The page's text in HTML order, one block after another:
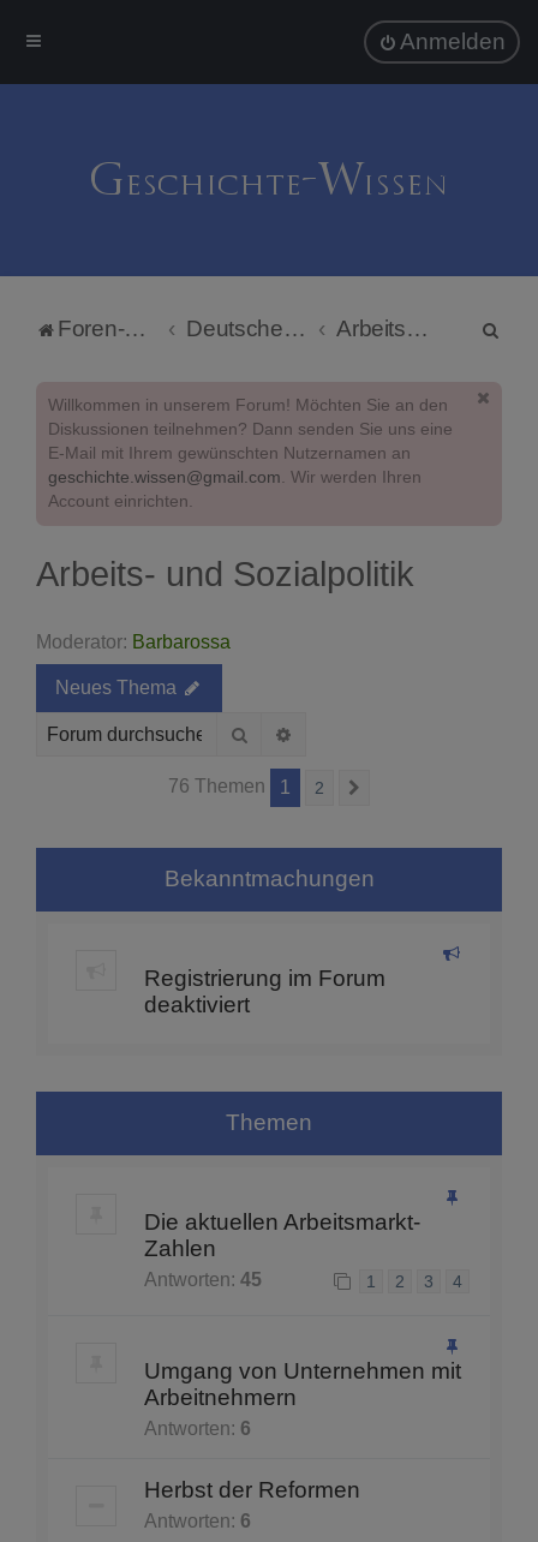
Anmelden
Foren-Übersicht Deutsche Politik Arbeits- und Sozialpolitik
Willkommen in unserem Forum! Möchten Sie an den
Diskussionen teilnehmen? Dann senden Sie uns eine
E-Mail mit Ihrem gewünschten Nutzernamen an
geschichte.wissen@gmail.com. Wir werden Ihren
Account einrichten.
Arbeits- und Sozialpolitik
Moderator: Barbarossa
Neues Thema
Suche
76 Themen 1 2
Bekanntmachungen
Registrierung im Forum
deaktiviert
Themen
Die aktuellen Arbeitsmarkt-
Zahlen
Antworten: 45 1 2 3 4
Umgang von Unternehmen mit
Arbeitnehmern
Antworten: 6
Herbst der Reformen
Antworten: 6